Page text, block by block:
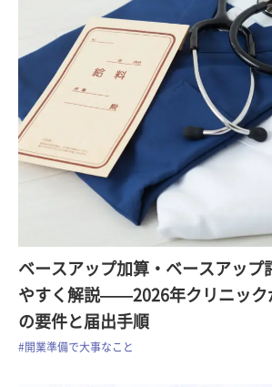
ベースアップ加算・ベースアップ
やすく解説——2026年クリニック
の要件と届出手順
#開業準備で大事なこと